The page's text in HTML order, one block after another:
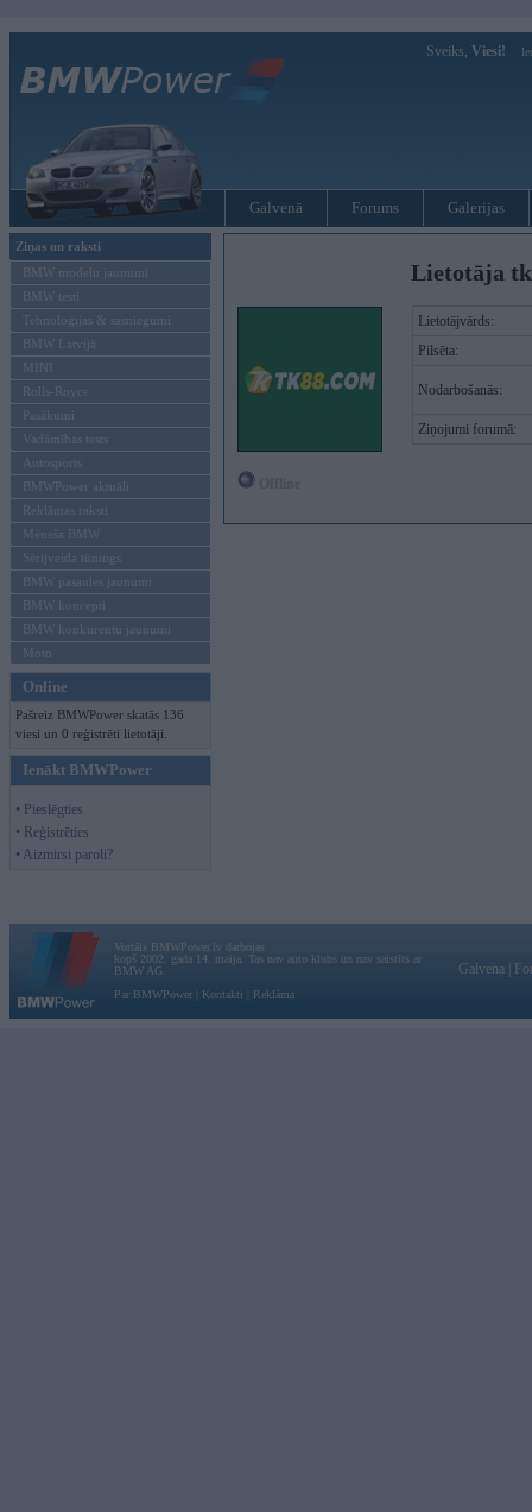
Sveiks, Viesi!
Galvenā Forums Galerijas
Ziņas un raksti
BMW modeļu jaunumi
BMW testi
Tehnoloģijas & sasniegumi
BMW Latvijā
MINI
Rolls-Royce
Pasākumi
Vadāmības tests
Autosports
BMWPower aktuāli
Reklāmas raksti
Mēneša BMW
Sērijveida tūnings
BMW pasaules jaunumi
BMW koncepti
BMW konkurentu jaunumi
Moto
Online
Pašreiz BMWPower skatās 136
viesi un 0 reģistrēti lietotāji.
Ienākt BMWPower
• Pieslēgties
• Reģistrēties
• Aizmirsi paroli?
Lietotāja
Lietotājvārds:
Pilsēta:
Nodarbošanās:
Ziņojumi forumā:
Vortāls BMWPower.lv darbojas
kopš 2002. gada 14. maija. Tas nav auto klubs un nav saistīts ar
BMW AG.
Par BMWPower
Kontakti Reklāma
Galvena